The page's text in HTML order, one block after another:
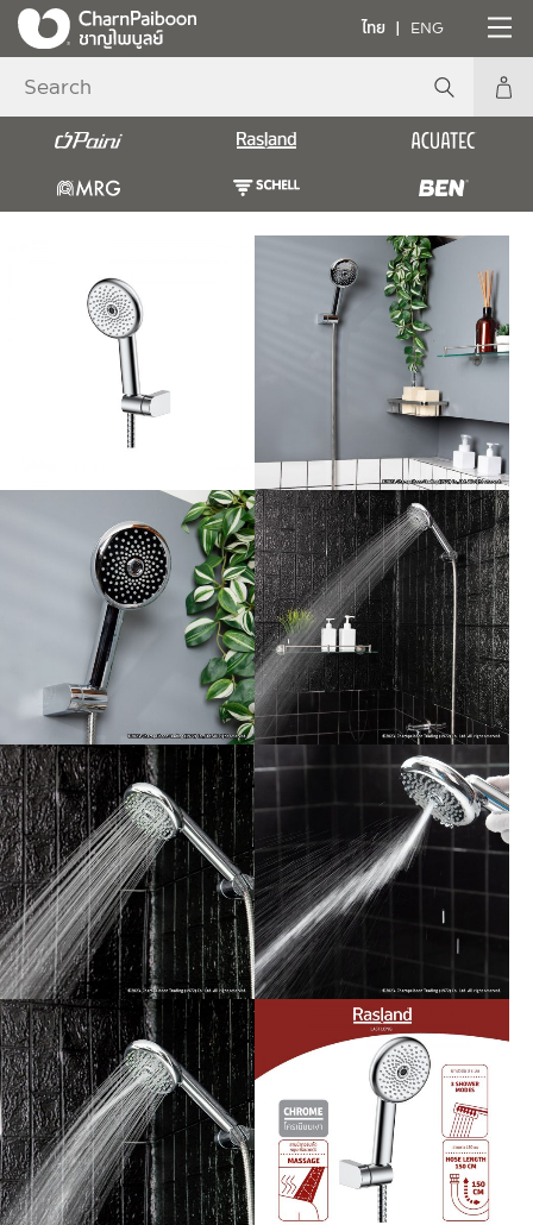
ไทย ENG